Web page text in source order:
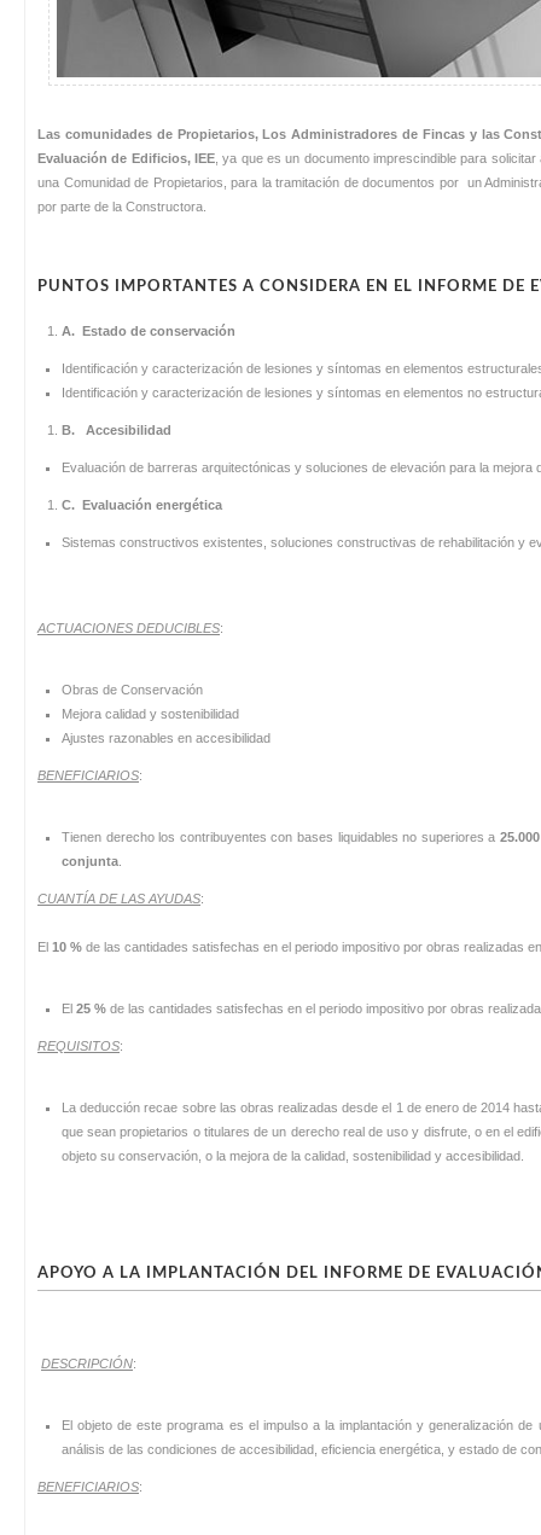
Las comunidades de Propietarios, Los Administradores de Fincas y las
Evaluación de Edificios, IEE , ya que es un documento imprescindible para
una Comunidad de Propietarios, para la tramitación de documentos por un
por parte de la Constructora.
PUNTOS IMPORTANTES A CONSIDERA EN EL INFORME DE
A. Estado de conservación
Identificación y caracterización de lesiones y síntomas en elementos
Identificación y caracterización de lesiones y síntomas en elementos no
B. Accesibilidad
Evaluación de barreras arquitectónicas y soluciones de elevación para la mejora
C. Evaluación energética
Sistemas constructivos existentes, soluciones constructivas de rehabilitación y
ACTUACIONES DEDUCIBLES:
Obras de Conservación
Mejora calidad y sostenibilidad
Ajustes razonables en accesibilidad
BENEFICIARIOS:
Tienen derecho los contribuyentes con bases liquidables no superiores a
conjunta
CUANTÍA DE LAS AYUDAS:
El 10 % de las cantidades satisfechas en el periodo impositivo por obras realizadas
El 25 % de las cantidades satisfechas en el periodo impositivo por obras
REQUISITOS:
La deducción recae sobre las obras realizadas desde el 1 de enero de 2014
que sean propietarios o titulares de un derecho real de uso y disfrute, o en el
objeto su conservación, o la mejora de la calidad, sostenibilidad y accesibilidad.
APOYO A LA IMPLANTACIÓN DEL INFORME DE
DESCRIPCIÓN:
El objeto de este programa es el impulso a la implantación y generalización
análisis de las condiciones de accesibilidad, eficiencia energética, y estado de
BENEFICIARIOS: